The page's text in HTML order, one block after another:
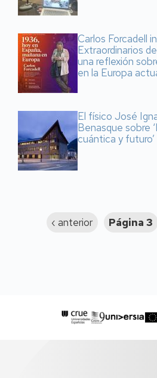
Carlos Forcadell
Extraordinarios
una reflexión
en la Europa
El físico José
Benasque sobre
cuántica y futuro’
Página
‹ anterior Página 3